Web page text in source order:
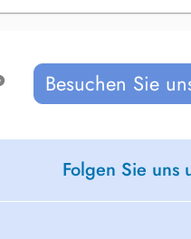
Besuchen Sie
Folgen Sie uns